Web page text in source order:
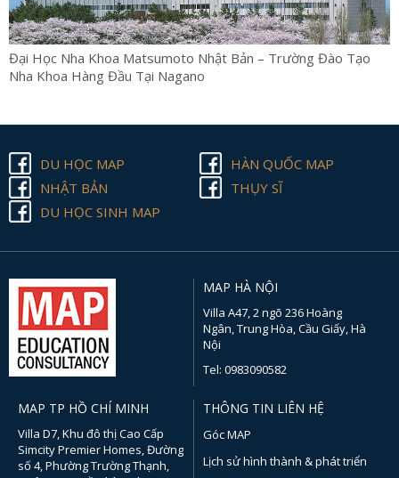
Đại Học Nha Khoa Matsumoto Nhật Bản – Trường Đào Tạo
Nha Khoa Hàng Đầu Tại Nagano
DU HỌC MAP
HÀN QUỐC MAP
NHẬT BẢN
THỤY SĨ
DU HỌC SINH MAP
MAP HÀ NỘI
Villa A47, 2 ngõ 236 Hoàng
Ngân, Trung Hòa, Cầu Giấy, Hà
Nội
Tel: 0983090582
MAP TP HỒ CHÍ MINH
Villa D7, Khu đô thị Cao Cấp
Simcity Premier Homes, Đường
số 4, Phường Trường Thạnh,
THÔNG TIN LIÊN HỆ
Góc MAP
Lịch sử hình thành & phát triển